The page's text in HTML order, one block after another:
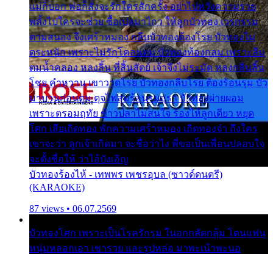
แม่ก็บอก พ่อก็สั่งจะรักใครสักครั้ง อย่าไปหวังความรวย
พลั้งไปใครจะช่วย ซื้อเปลมาไกว ให้ลูกบัวทอง เวรกรรม
ตามสนอง จึงเศร้าหมอง กลีบบัวทองต้องโรย บัวทองไม่
ตระหนัก เพราะไม่รักโคลนตม บัวทองท้องกลม เพราะลืม
ตมน้ำคลอง หลงลิ้น ที่สิ้นสัตย์ เจ้าจึงไม่ระมัด หลงกลิ่นลิ้น
โชย คำหวาน เขาวาดโรย บัวทองกลีบโรย ต้องร้อนรุม บัว
มาบานก่อนตูม ดุจไฟสุมร้อนรุมอุรา บัวทองผ่ายผอม
เพราะตรอมฤทัย ข้าวปลาไม่สนใจ ร้องไห้ลูกเดียว หยุด
โศก เสียเถิดทอง พักความเศร้าหมอง เถิดทองจ๋า ถึงใคร
เขาจะว่า ลูกเจ้าเกิดมา จะชื่อว่าไง พี่ขอเป็นเพื่อนปลอบใจ
จะตั้งชื่อให้ ว่าไอ้บังเอิญ
บัวทองร้องไห้ - เทพพร เพชรอุบล (ซาวด์ดนตรี)
(KARAOKE)
87 views • 06.07.2569
บัวทองโศก เพราะเป็นโรครักรุม ในอกกลัดกลุ้ม โดนแฟน
หนุ่มหลอกเอา เขารวย และรูปหล่อ มาพะเน้าพะนอ